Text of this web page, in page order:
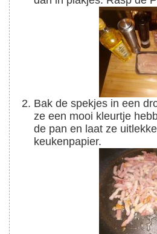
Bak de spekjes in een droge koekenpan tot
ze een mooi kleurtje
de pan en laat ze
keukenpapier.